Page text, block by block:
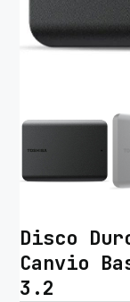
Disco
Canvio
3.2